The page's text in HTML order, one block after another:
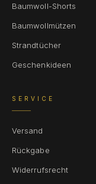
Baumwoll-Shorts
Baumwollmützen
Strandtücher
Geschenkideen
SERVICE
Versand
Rückgabe
Widerrufsrecht